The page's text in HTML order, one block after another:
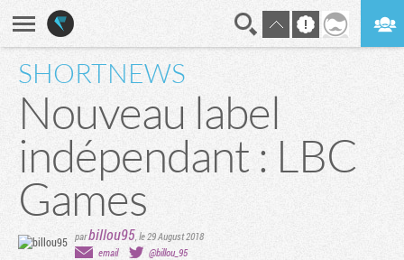
SHORTNEWS
​Nouveau label
indépendant : LBC
Games
parbillou95,le 29 August 2018
email
@billou_95